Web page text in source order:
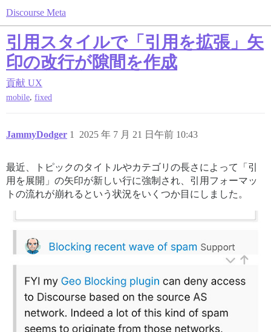
Discourse Meta
引用スタイルで「引用を拡張」矢
印の改行が隙間を作成
貢献 UX
mobile, fixed
JammyDodger 2025 年 7 月 21 日午前 10:43
1
最近、トピックのタイトルやカテゴリの長さによって「引
用を展開」の矢印が新しい行に強制され、引用フォーマッ
トの流れが崩れるという状況をいくつか目にしました。